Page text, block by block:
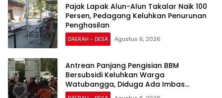
Pajak Lapak Alun-Alun Takalar Naik 100
Persen, Pedagang Keluhkan Penurunan
Penghasilan
DAERAH - DESA Agustus 6, 2026
Antrean Panjang Pengisian BBM
Bersubsidi Keluhkan Warga
Watubangga, Diduga Ada Imbas
Kendaraan Bertangki Modifikasi